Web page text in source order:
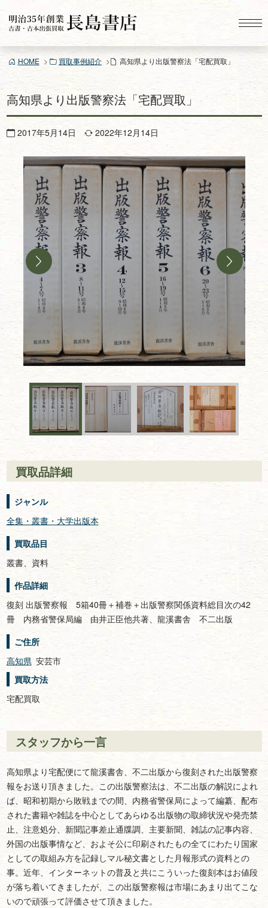
ン
ツ
ス
キ
プ
HOME 買取事例紹介 高知県より出版警察法「宅配買取」
高知県より出版警察法「宅配買取」
2017年5月14日 2022年12月14日
買取品詳細
ジャンル
全集・叢書・大学出版本
買取品目
叢書、資料
作品詳細
復刻 出版警察報 5箱40冊＋補巻＋出版警察関係資料総目次の42
冊 内務省警保局編 由井正臣他共著、龍溪書舎 不二出版
ご住所
高知県 安芸市
買取方法
宅配買取
スタッフから一言
高知県より宅配便にて龍溪書舎、不二出版から復刻された出版警察
報をお送り頂きました。この出版警察法は、不二出版の解説によれ
ば、昭和初期から敗戦までの間、内務省警保局によって編纂、配布
された書籍や雑誌を中心としてあらゆる出版物の取締状況や発売禁
止、注意処分、新聞記事差止通牒調、主要新聞、雑誌の記事内容、
外国の出版事情など、およそ公に印刷されたもの全てにわたり国家
としての取組み方を記録しマル秘文書とした月報形式の資料との
事。近年、インターネットの普及と共にこういった復刻本はお値段
が落ち着いてきましたが、この出版警察報は市場にあまり出てこな
いので頑張って評価させて頂きました。